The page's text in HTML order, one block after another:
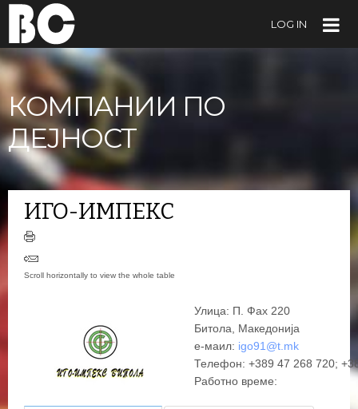
LOG IN
КОМПАНИИ ПО
ДЕЈНОСТ
ИГО-ИМПЕКС
Улица: П. Фах 220
Битола, Македонија
е-маил: igo91@t.mk
Телефон: +389 47 268 720;
Работно време: